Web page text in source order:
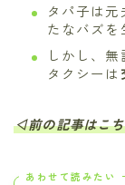
タパ子は
たなバズを
しかし、
タクシーは
◁前の記事はこ
あわせて読みたい